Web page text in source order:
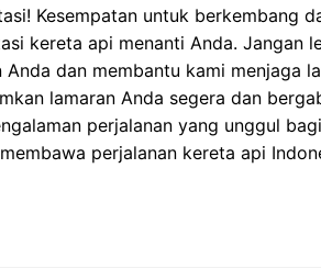
Kesempatan untuk berkembang
kereta api menanti Anda. Jangan
dan membantu kami menjaga
lamaran Anda segera dan
perjalanan yang unggul bagi
perjalanan kereta api